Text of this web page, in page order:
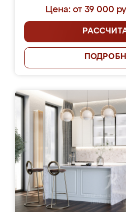
Цена: от 39 000